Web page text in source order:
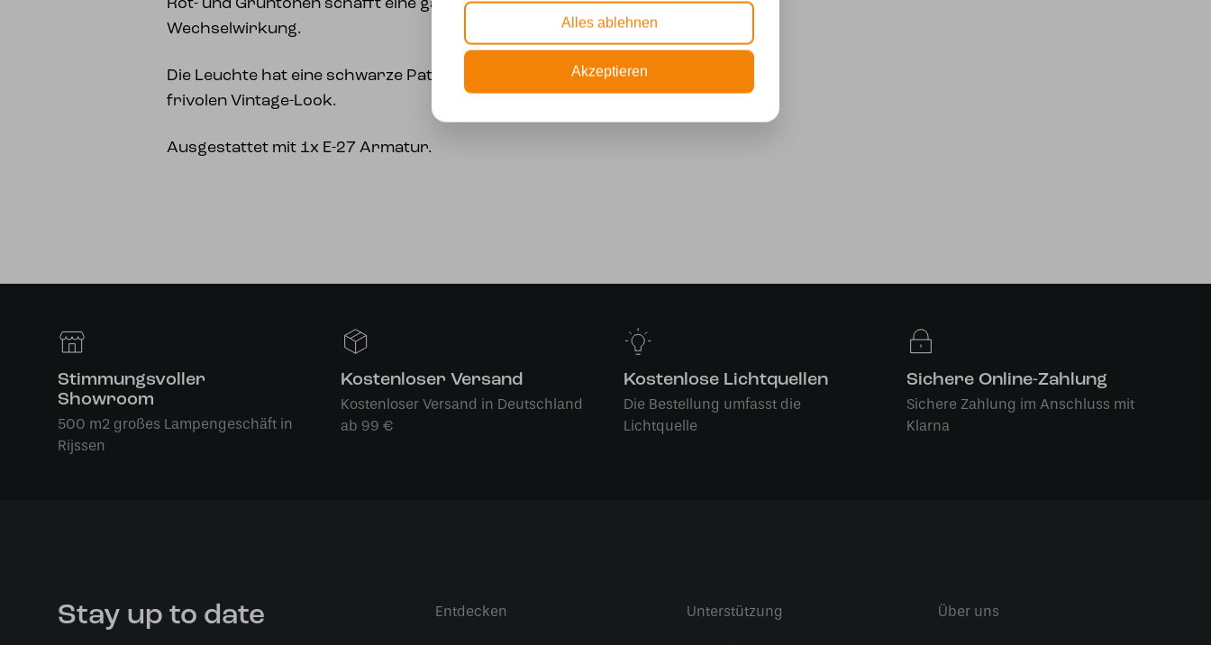
Rot- und Grüntönen schafft eine ganz besondere
Wechselwirkung.
Die Leuchte hat eine schwarze Patina und einen
frivolen Vintage-Look.
Ausgestattet mit 1x E-27 Armatur.
Stimmungsvoller
Showroom
500 m2 großes Lampengeschäft in
Rijssen
Kostenloser Versand
Kostenloser Versand in Deutschland
ab 99 €
Kostenlose Lichtquellen
Die Bestellung umfasst die
Lichtquelle
Sichere Online-Zahlung
Sichere Zahlung im Anschluss mit
Klarna
Stay up to date Entdecken Unterstützung Über uns
Alles ablehnen
Akzeptieren